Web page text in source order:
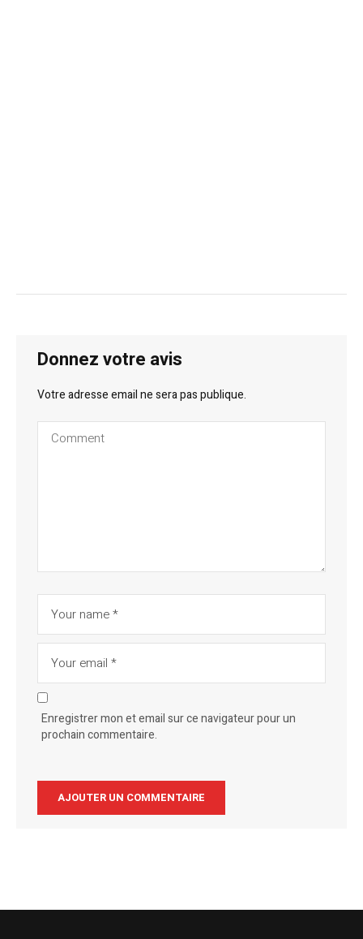
Donnez votre avis
Votre adresse email ne sera pas publique.
Enregistrer mon et email sur ce navigateur pour un
prochain commentaire.